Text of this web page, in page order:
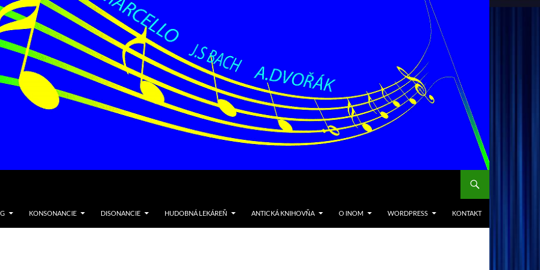
KONSONANCIE DISONANCIE HUDOBNÁ LEKÁREŇ ANTICKÁ KNIHOVŇA O INOM WORDPRESS KONTAKT